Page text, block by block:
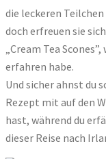
die leckeren
doch erfreuen sie
„Cream Tea
erfahren habe.
Und sicher ahnst du
Rezept mit auf den
hast, während du
dieser Reise nach